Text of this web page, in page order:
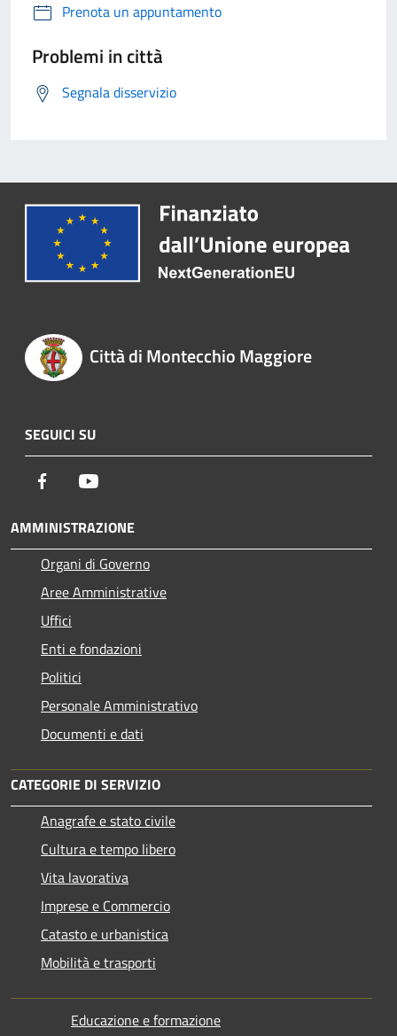
Prenota un appuntamento
Problemi in città
Segnala disservizio
Città di Montecchio Maggiore
SEGUICI SU
Facebook
AMMINISTRAZIONE
Organi di Governo
Aree Amministrative
Uffici
Enti e fondazioni
Politici
Personale Amministrativo
Documenti e dati
CATEGORIE DI SERVIZIO
Anagrafe e stato civile
Cultura e tempo libero
Vita lavorativa
Imprese e Commercio
Catasto e urbanistica
Mobilità e trasporti
Educazione e formazione